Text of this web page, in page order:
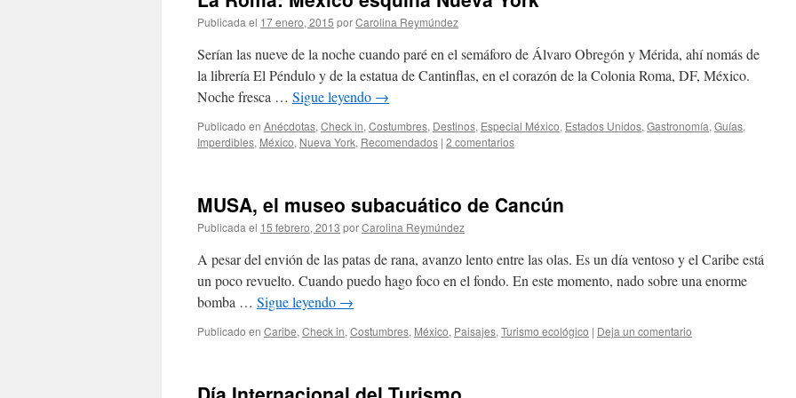
Publicada el 17 enero, 2015 porCarolina Reymúndez
Serían las nueve de la noche cuando paré en el semáforo de Álvaro Obregón y Mérida, ahí nomás de
la librería El Péndulo y de la estatua de Cantinflas, en el corazón de la Colonia Roma, DF, México.
Noche fresca … Sigue leyendo →
Publicado en Anécdotas, Check in, Costumbres, Destinos, Especial México, Estados Unidos, Gastronomí­a, Guías,
Imperdibles, México, Nueva York, Recomendados | 2 comentarios
MUSA, el museo subacuático de Cancún
Publicada el 15 febrero, 2013 porCarolina Reymúndez
A pesar del envión de las patas de rana, avanzo lento entre las olas. Es un día ventoso y el Caribe está
un poco revuelto. Cuando puedo hago foco en el fondo. En este momento, nado sobre una enorme
bomba … Sigue leyendo →
Publicado en Caribe, Check in, Costumbres, México, Paisajes, Turismo ecológico | Deja un comentario